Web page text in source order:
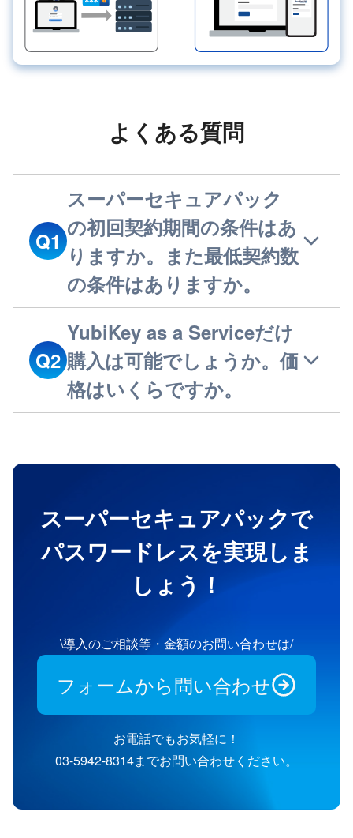
よくある質問
Q1
スーパーセキュアパック
の初回契約期間の条件はあ
りますか。また最低契約数
の条件はありますか。
Q2
YubiKey as a Serviceだけ
購入は可能でしょうか。価
格はいくらですか。
スーパーセキュアパックで
パスワードレスを実現しま
しょう！
\導入のご相談等・金額のお問い合わせは/
フォームから問い合わせ
お電話でもお気軽に！
03-5942-8314までお問い合わせください。